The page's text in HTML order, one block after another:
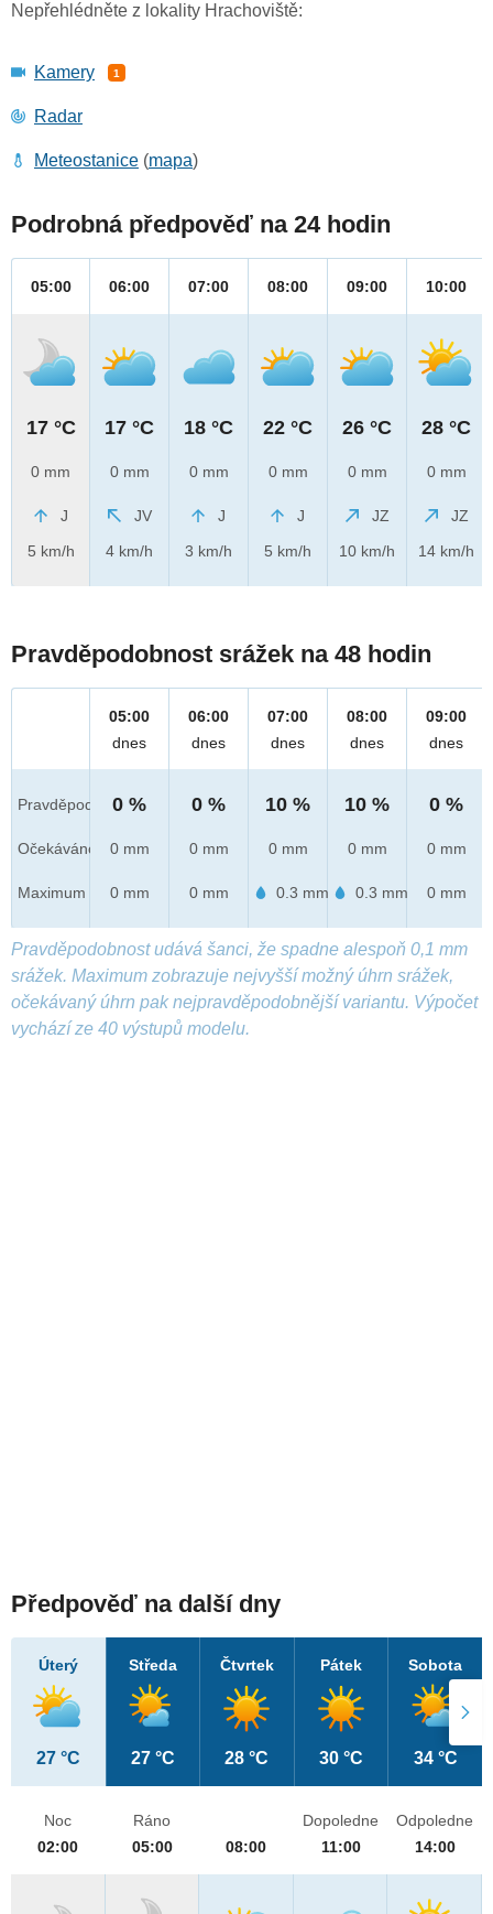
Nepřehlédněte z lokality Hrachoviště:
Kamery 1
Radar
Meteostanice (mapa)
Podrobná předpověď na 24 hodin
05:00
17 °C
0 mm
J
5 km/h
06:00
17 °C
0 mm
JV
4 km/h
07:00
18 °C
0 mm
J
3 km/h
08:00
22 °C
0 mm
J
5 km/h
09:00
26 °C
0 mm
JZ
10 km/h
10:00
28 °C
0 mm
JZ
14 km/h
Pravděpodobnost srážek na 48 hodin
Pravděpod.
Očekáváno
Maximum
05:00
dnes
0 %
0 mm
0 mm
06:00
dnes
0 %
0 mm
0 mm
07:00
dnes
10 %
0 mm
0.3 mm
08:00
dnes
10 %
0 mm
0.3 mm
09:00
dnes
0 %
0 mm
0 mm
Pravděpodobnost udává šanci, že spadne alespoň 0,1 mm
srážek. Maximum zobrazuje nejvyšší možný úhrn srážek,
očekávaný úhrn pak nejpravděpodobnější variantu. Výpočet
vychází ze 40 výstupů modelu.
Předpověď na další dny
Úterý
27 °C
Středa
27 °C
Čtvrtek
28 °C
Pátek
30 °C
Sobota
34 °C
Noc
02:00
Ráno
05:00
08:00
Dopoledne
11:00
Odpoledne
14:00